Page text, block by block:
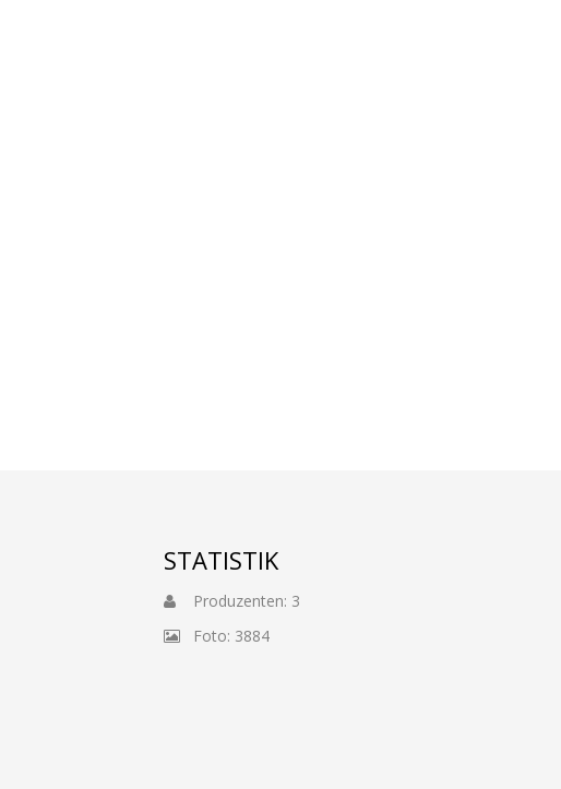
STATISTIK
Produzenten: 3
Foto: 3884